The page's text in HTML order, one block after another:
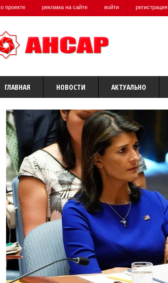
о проекте реклама на сайте войти регистрация
ГЛАВНАЯ НОВОСТИ АКТУАЛЬНО